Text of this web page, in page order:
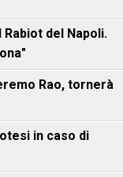
del Napoli.
Rao, tornerà
in caso di